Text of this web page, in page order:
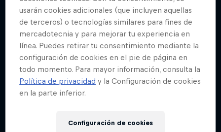
Red Bull Batalla Final Torneo de Plazas
usarán cookies adicionales (que incluyen aquellas
de terceros) o tecnologías similares para fines de
mercadotecnia y para mejorar tu experiencia en
línea. Puedes retirar tu consentimiento mediante la
configuración de cookies en el pie de página en
todo momento. Para mayor información, consulta la
Política de privacidad y la Configuración de cookies
en la parte inferior.
Configuración de cookies